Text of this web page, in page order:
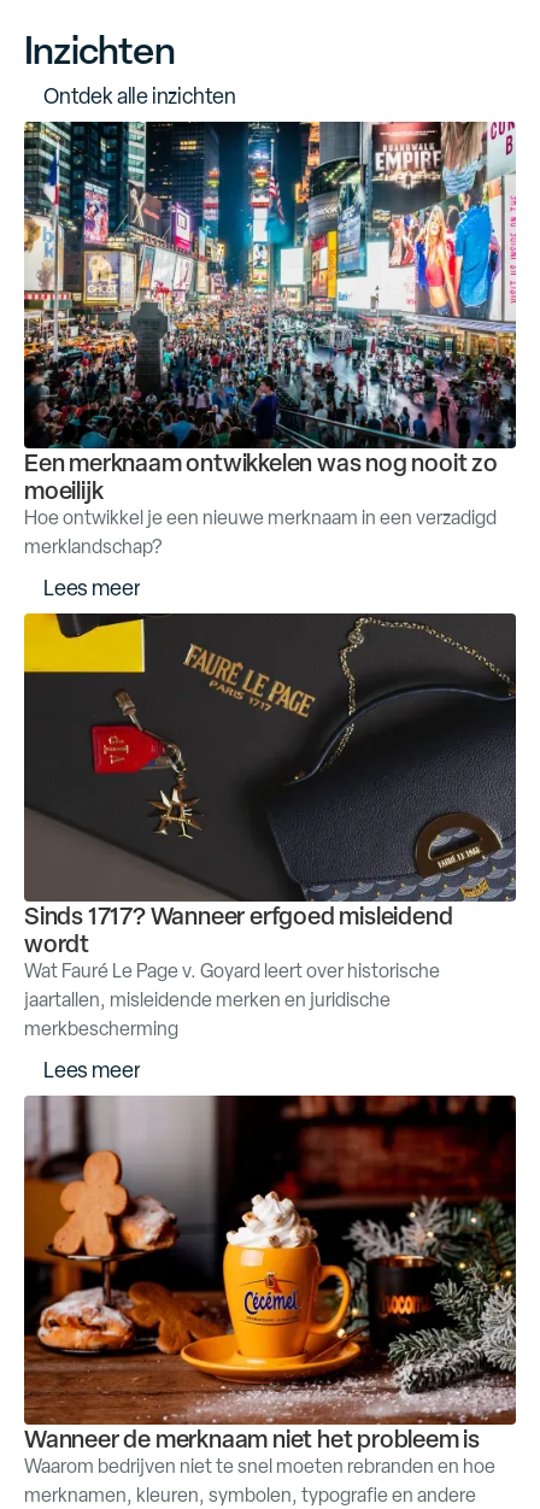
Inzichten
Ontdekalleinzichten
Een merknaam ontwikkelen was nog nooit zo
moeilijk
Hoe ontwikkel je een nieuwe merknaam in een verzadigd
merklandschap?
Lees meer
Sinds 1717? Wanneer erfgoed misleidend
wordt
Wat Fauré Le Page v. Goyard leert over historische
jaartallen, misleidende merken en juridische
merkbescherming
Lees meer
Wanneer de merknaam niet het probleem is
Waarom bedrijven niet te snel moeten rebranden en hoe
merknamen, kleuren, symbolen, typografie en andere